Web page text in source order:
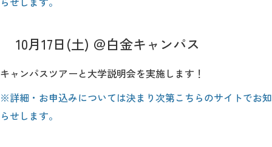
10月17日(土) ＠白金キャンパス
キャンパスツアーと大学説明会を実施します！
※詳細・お申込みについては決まり次第こちらのサイトでお知
らせします。